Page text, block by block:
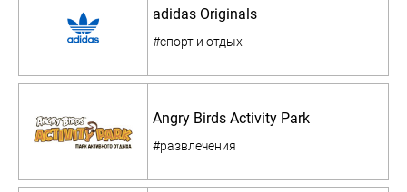
adidas Originals
#спорт и отдых
Angry Birds Activity Park
#развлечения